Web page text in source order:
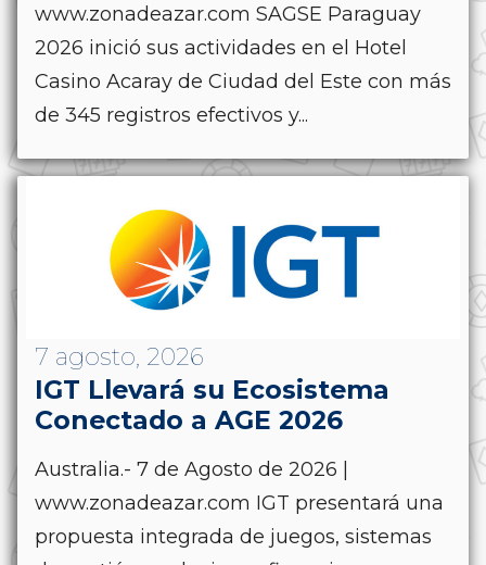
www.zonadeazar.com SAGSE Paraguay
2026 inició sus actividades en el Hotel
Casino Acaray de Ciudad del Este con más
de 345 registros efectivos y...
7 agosto, 2026
IGT Llevará su Ecosistema
Conectado a AGE 2026
Australia.- 7 de Agosto de 2026 |
www.zonadeazar.com IGT presentará una
propuesta integrada de juegos, sistemas